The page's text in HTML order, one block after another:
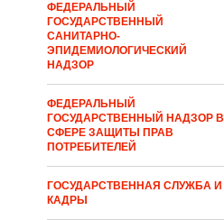
ФЕДЕРАЛЬНЫЙ
ГОСУДАРСТВЕННЫЙ
САНИТАРНО-
ЭПИДЕМИОЛОГИЧЕСКИЙ
НАДЗОР
ФЕДЕРАЛЬНЫЙ
ГОСУДАРСТВЕННЫЙ НАДЗОР В
СФЕРЕ ЗАЩИТЫ ПРАВ
ПОТРЕБИТЕЛЕЙ
ГОСУДАРСТВЕННАЯ СЛУЖБА И
КАДРЫ